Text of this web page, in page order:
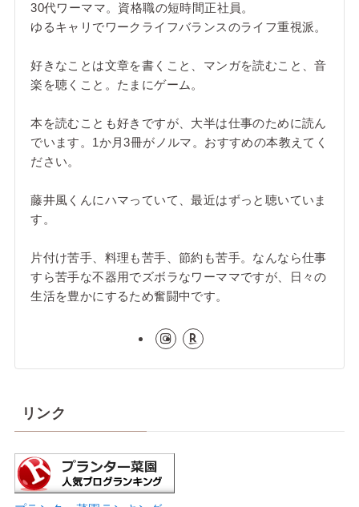
30代ワーママ。資格職の短時間正社員。
ゆるキャリでワークライフバランスのライフ重視派。
好きなことは文章を書くこと、マンガを読むこと、音
楽を聴くこと。たまにゲーム。
本を読むことも好きですが、大半は仕事のために読ん
でいます。1か月3冊がノルマ。おすすめの本教えてく
ださい。
藤井風くんにハマっていて、最近はずっと聴いていま
す。
片付け苦手、料理も苦手、節約も苦手。なんなら仕事
すら苦手な不器用でズボラなワーママですが、日々の
生活を豊かにするため奮闘中です。
リンク